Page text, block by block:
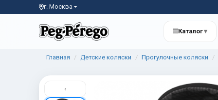
г. Москва
Каталог▾
Главная Детские коляски Прогулочные коляски
‹